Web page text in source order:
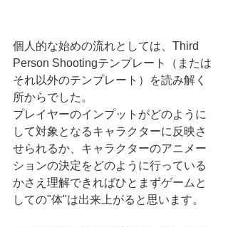
個人的な始めの流れとしては、Third
Person Shootingテンプレート（または
それ以外のテンプレート）を読み解く
所からでした。
プレイヤーのインプットがどのように
して対象となるキャラクターに反映さ
せられるか、キャラクターのアニメー
ションの決定をどのように行っている
かさえ理解できればひとまずゲームと
しての"体"は出来上がると思います。